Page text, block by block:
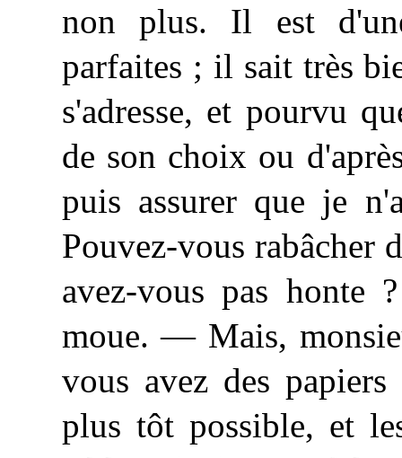
non plus. Il est
parfaites ; il sait très
s'adresse, et pourvu
de son choix ou
puis assurer que je
Pouvez-vous rabâcher
avez-vous pas honte
moue. — Mais,
vous avez des
plus tôt possible, et